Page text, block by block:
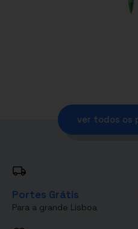
ver todos os
Portes Grátis
Para a grande Lisboa